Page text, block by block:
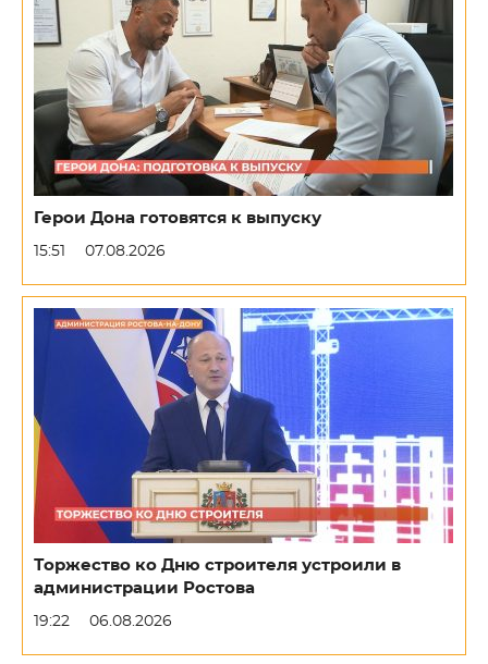
Герои Дона готовятся к выпуску
15:51 07.08.2026
Торжество ко Дню строителя устроили в
администрации Ростова
19:22 06.08.2026